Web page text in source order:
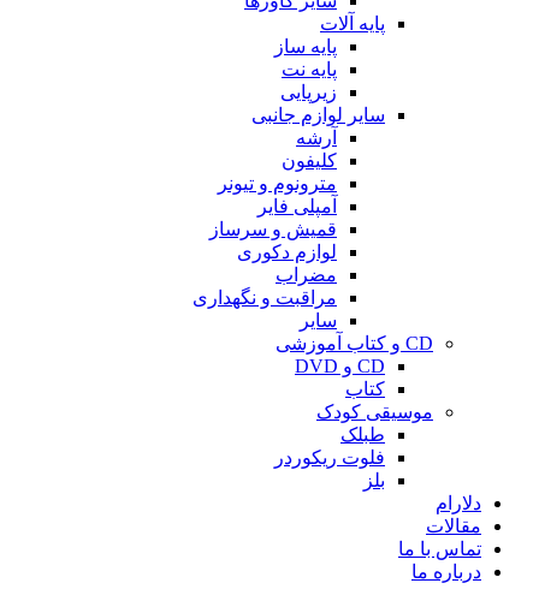
پایه آلات
پایه ساز
پایه نت
زیرپایی
سایر لوازم جانبی
آرشه
کلیفون
مترونوم و تیونر
آمپلی فایر
قمیش و سرساز
لوازم دکوری
مضراب
مراقبت و نگهداری
سایر
CD و کتاب آموزشی
CD و DVD
کتاب
موسیقی کودک
طبلک
فلوت ریکوردر
بلز
دلارام
مقالات
تماس با ما
درباره ما